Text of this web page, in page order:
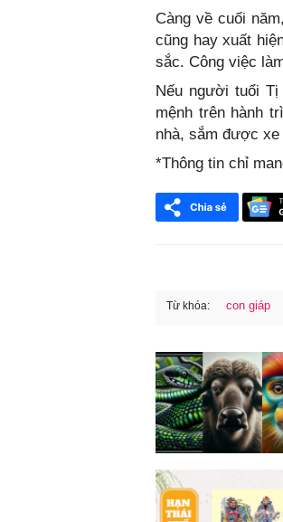
Càng về cuối
cũng hay xuất
sắc. Công việc
Nếu người tuổi
mệnh trên hành
nhà, sắm được
*Thông tin chỉ
Từ khóa: con giáp